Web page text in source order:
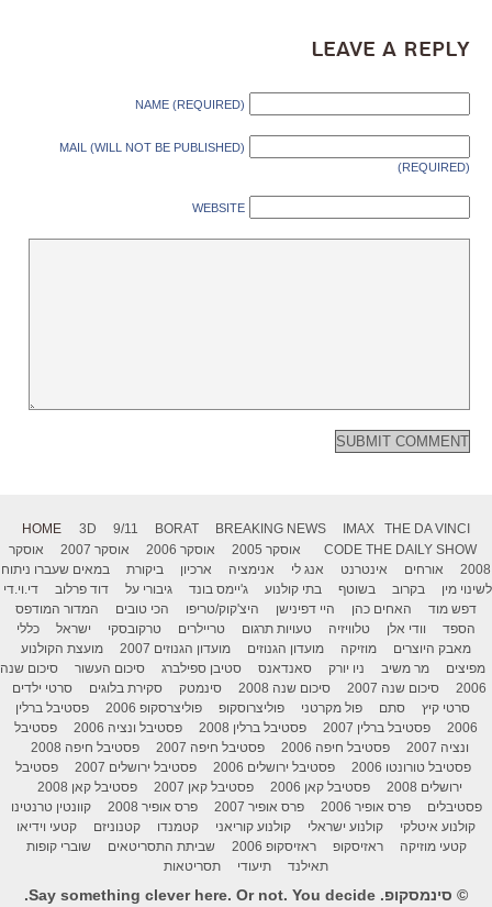
Leave a Reply
NAME (REQUIRED)
MAIL (WILL NOT BE PUBLISHED)
(REQUIRED)
WEBSITE
HOME 3D 9/11 BORAT BREAKING NEWS IMAX
THE DA VINCI
CODE THE DAILY SHOW אוסקר 2005 אוסקר 2006 אוסקר 2007
אוסקר
2008
אורחים אינטרנט אנג לי אנימציה ארכיון ביקורת
במאים שעברו ניתוח
לשינוי מין
בקרוב בשוטף בתי קולנוע ג'יימס בונד גיבורי על דוד פרלוב
די.וי.די
דפש מוד
האחים כהן היי דפינישן היצ'קוק/טריפו הכי טובים
המדור המודפס
הספד
וודי אלן טלוויזיה טעויות תרגום טריילרים טרקובסקי ישראל
כללי
מאבק היוצרים
מוזיקה מועדון הגנוזים מועדון הגנוזים 2007
מועצת הקולנוע
מפיצים
מר משיב ניו יורק סאנדאנס סטיבן ספילברג סיכום העשור
סיכום שנה
2006
סיכום שנה 2007 סיכום שנה 2008 סינמטק סקירת בלוגים
סרטי ילדים
סרטי קיץ
סתם פול מקרטני פוליצרוסקופ פוליצרסקופ 2006
פסטיבל ברלין
2006
פסטיבל ברלין 2007 פסטיבל ברלין 2008 פסטיבל ונציה 2006
פסטיבל
ונציה 2007
פסטיבל חיפה 2006 פסטיבל חיפה 2007
פסטיבל חיפה 2008
פסטיבל טורונטו 2006
פסטיבל ירושלים 2006 פסטיבל ירושלים 2007
פסטיבל
ירושלים 2008
פסטיבל קאן 2006 פסטיבל קאן 2007
פסטיבל קאן 2008
פסטיבלים
פרס אופיר 2006 פרס אופיר 2007 פרס אופיר 2008
קוונטין טרנטינו
קולנוע איטלקי
קולנוע ישראלי קולנוע קוריאני קטמנדו קטנוניזם
קטעי וידיאו
קטעי מוזיקה
ראזיסקופ ראזיסקופ 2006 שביתת התסריטאים
שוברי קופות
תאילנד
תיעודי תסריטאות
© סינמסקופ. Say something clever here. Or not. You decide.